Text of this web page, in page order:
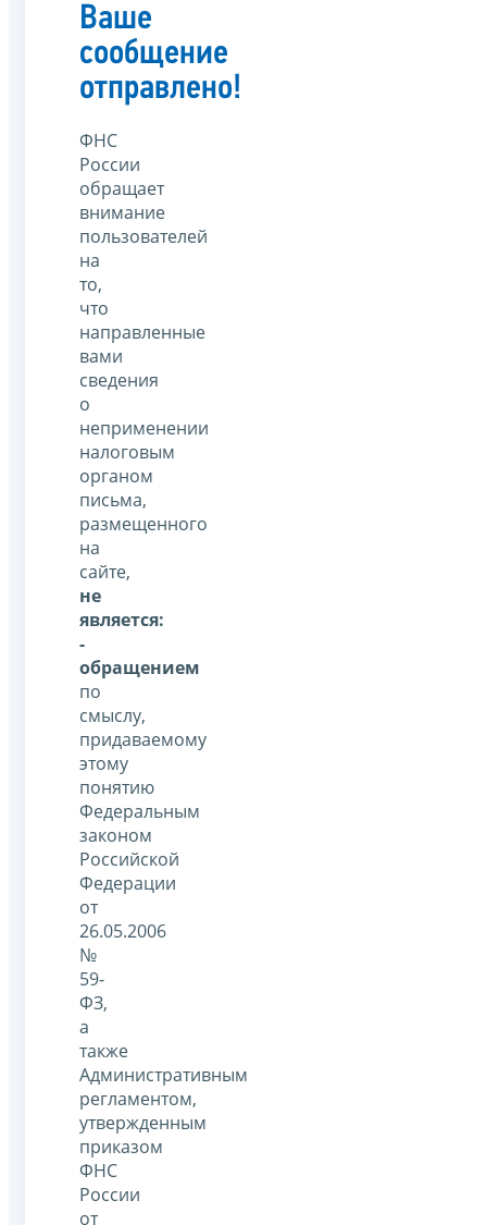
Ваше
сообщение
отправлено!
ФНС
России
обращает
внимание
пользователей
на
то,
что
направленные
вами
сведения
о
неприменении
налоговым
органом
письма,
размещенного
на
сайте,
не
является:
-
обращением
по
смыслу,
придаваемому
этому
понятию
Федеральным
законом
Российской
Федерации
от
26.05.2006
№
59-
ФЗ,
а
также
Административным
регламентом,
утвержденным
приказом
ФНС
России
от